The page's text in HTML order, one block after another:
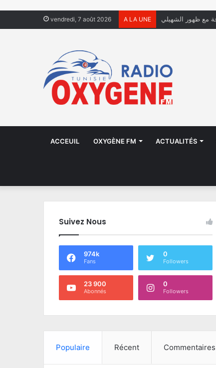
vendredi, 7 août 2026 A LA UNE
ACCEUIL OXYGÈNE FM ACTUALITÉS
Suivez Nous
974k
Fans
0
Followers
23 900
Abonnés
0
Followers
Populaire Récent Commentaires